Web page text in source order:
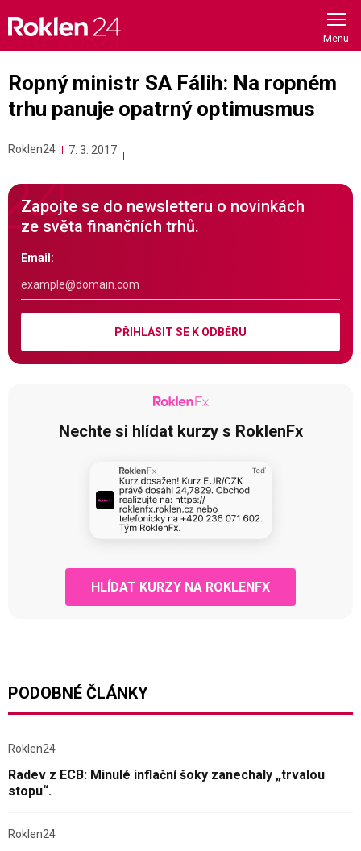
content
Ropný ministr SA Fálih: Na ropném
trhu panuje opatrný optimusmus
Roklen24 7. 3. 2017
Zapojte se do newsletteru o novinkách
ze světa finančních trhů.
Email:
PŘIHLÁSIT SE K ODBĚRU
Nechte si hlídat kurzy s RoklenFx
HLÍDAT KURZY NA ROKLENFX
PODOBNÉ ČLÁNKY
Roklen24
Radev z ECB: Minulé inflační šoky zanechaly „trvalou
stopu“.
Roklen24